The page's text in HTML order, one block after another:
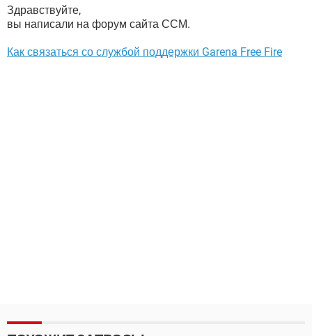
Здравствуйте,
вы написали на форум сайта ССМ.
Как связаться со службой поддержки Garena Free Fire